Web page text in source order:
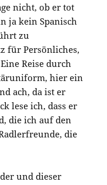
nicht, ob er tot
ja kein Spanisch
zu
für Persönliches,
Reise durch
hier ein
ach, da ist er
lese ich, dass er
die ich auf den
die
und dieser